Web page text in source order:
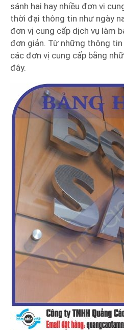
sánh hai hay nhiều đơn vị
thời đại thông tin như ngày
đơn vị cung cấp dịch vụ làm
đơn giản. Từ những thông
các đơn vị cung cấp bằng
đây.